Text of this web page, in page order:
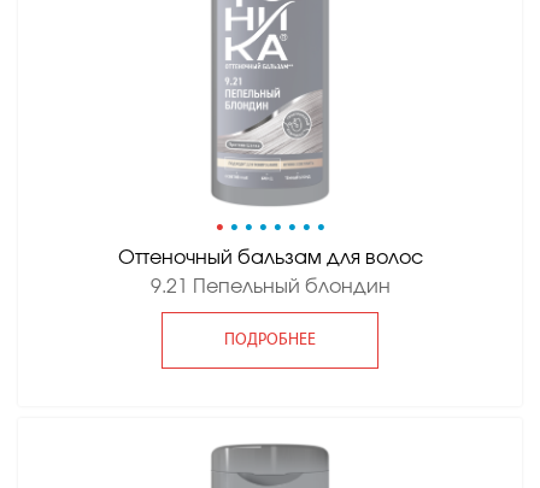
• • • • • • • •
Оттеночный бальзам для волос
9.21 Пепельный блондин
ПОДРОБНЕЕ